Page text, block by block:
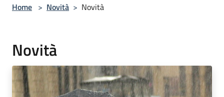
Home > Novità > Novità
Novità